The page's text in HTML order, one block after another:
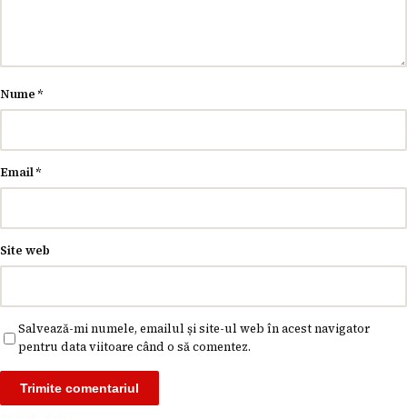
Nume*
Email*
Site web
Salvează-mi numele, emailul și site-ul web în acest navigator
pentru data viitoare când o să comentez.